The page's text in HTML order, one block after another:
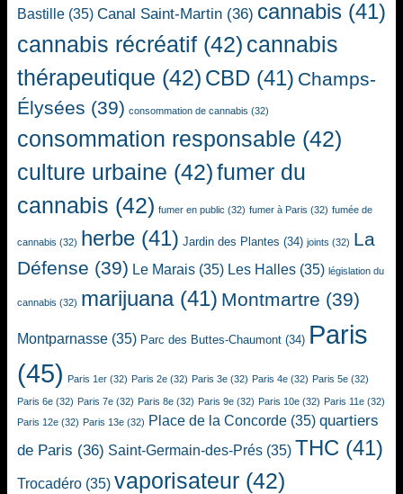
Bastille (35) Canal Saint-Martin (36) cannabis (41)
cannabis récréatif (42) cannabis
thérapeutique (42) CBD (41) Champs-
Élysées (39) consommation de cannabis (32)
consommation responsable (42)
culture urbaine (42)fumer du
cannabis (42) fumer en public (32) fumer à Paris (32) fumée de
cannabis (32) herbe (41) Jardin des Plantes (34) joints (32) La
Défense (39) Le Marais (35) Les Halles (35) législation du
cannabis (32) marijuana(41) Montmartre (39)
Montparnasse (35) Parc des Buttes-Chaumont (34) Paris
(45) Paris 1er (32) Paris 2e (32) Paris 3e (32) Paris 4e (32) Paris 5e (32)
Paris 6e (32) Paris 7e (32) Paris 8e (32) Paris 9e (32) Paris 10e (32) Paris 11e (32)
Paris 12e (32) Paris 13e (32) Place de la Concorde (35) quartiers
de Paris (36) Saint-Germain-des-Prés (35) THC (41)
Trocadéro (35) vaporisateur (42)